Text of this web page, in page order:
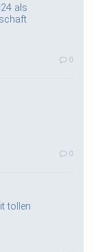
als
0
0
tollen